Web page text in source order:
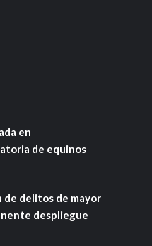
en
de equinos
de delitos de mayor
despliegue